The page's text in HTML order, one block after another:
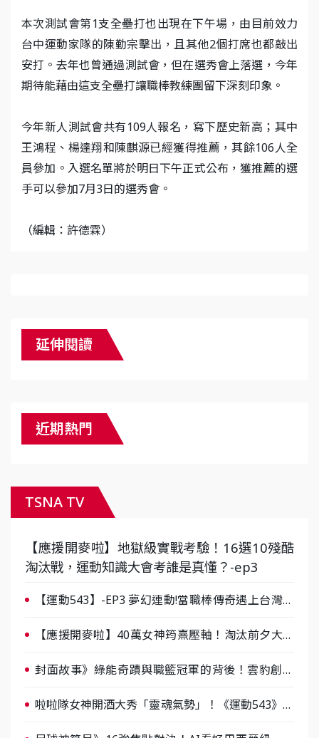
本次測試會第1支全壘打也出現在下午場，由目前效力
台中運動家隊的陳勤宗擊出，且其他2個打席也都敲出
安打。去年也曾通過測試會，但在選秀會上落選，今年
期待能藉由這支全壘打讓職棒教練團留下深刻印象。
今年新人測試會共有109人報名，寫下歷史新高；其中
王鴻程、楊達翔和陳麒源已經獲得推薦，其餘106人全
員參加。入選名單將於明日下午正式公布，獲推薦的選
手可以參加7月3日的選秀會。
（編輯：許德霖）
延伸閱讀
近期熱門
TSNA TV
【應援開麥啦】地獄級實戰考驗！16選10殘酷
淘汰戰，運動知識大會考誰是真懂？-ep3
【運動543】-EP3 夢幻連動!當職棒傳奇遇上台灣女
【應援開麥啦】40萬女神筠熹壓軸！淘汰前夕大混
封面故事》綠能奇蹟與職籃冠軍的背後！雲豹創辦
啦啦隊女神開酒大秀「靈魂氣勢」！《運動543》微